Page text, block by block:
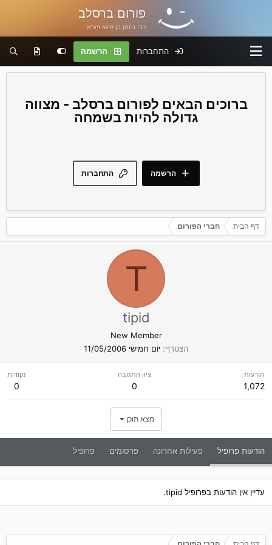
פורום ברסלב
רבי נחמן בן פיגא זיע"א
התחברות הרשמה
פורום ברסלב - מצווה
גדולה להיות בשמחה
התחברות הרשמה
דף הבית חברי הפורום
T
tipid
New Member
הצטרף יום חמישי 11/05/2006
הודעות
1,072
ציון התגובה
0
נקודות
0
מצא תוכן
הודעות פרופיל פעילות אחרונה פרסומים פרופיל
עדיין אין הודעות בפרופיל tipid.